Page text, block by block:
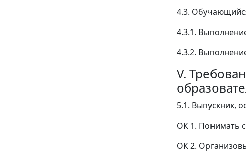
4.3.
4.3.1.
4.3.2.
V.
5.1. Выпускник,
ОК 1. Понимать
ОК 2.